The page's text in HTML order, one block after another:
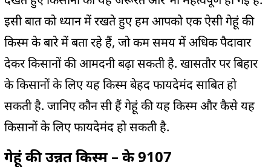
इसी बात को ध्यान में रखते हुए हम आपको एक ऐसी गेहूं की
किस्म के बारे में बता रहे हैं, जो कम समय में अधिक पैदावार
देकर किसानों की आमदनी बढ़ा सकती है. खासतौर पर बिहार
के किसानों के लिए यह किस्म बेहद फायदेमंद साबित हो
सकती है. जानिए कौन सी हैं गेहूं की यह किस्‍म और कैसे यह
किसानों के लिए फायदेमंद हो सकती है.
गेहूं की उन्नत किस्म – के 9107